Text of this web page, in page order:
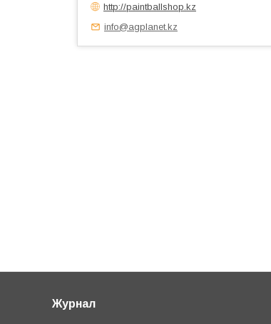
http://paintballshop.kz
info@agplanet.kz
Журнал